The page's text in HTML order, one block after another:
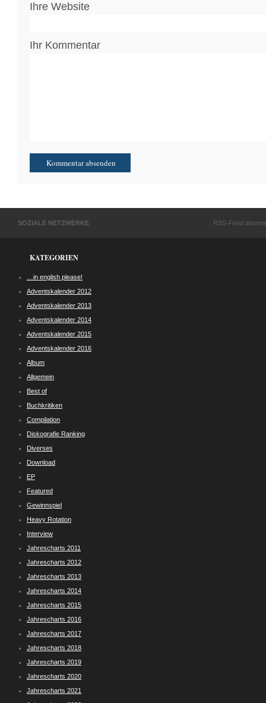
Ihre Website
Ihr Kommentar
SOZIALE NETZWERKE RSS-Feed
KATEGORIEN
…in english please!
Adventskalender 2012
Adventskalender 2013
Adventskalender 2014
Adventskalender 2015
Adventskalender 2016
Album
Allgemein
Best of
Buchkritiken
Compilation
Diskografie Ranking
Diverses
Download
EP
Featured
Gewinnspiel
Heavy Rotation
Interview
Jahrescharts 2011
Jahrescharts 2012
Jahrescharts 2013
Jahrescharts 2014
Jahrescharts 2015
Jahrescharts 2016
Jahrescharts 2017
Jahrescharts 2018
Jahrescharts 2019
Jahrescharts 2020
Jahrescharts 2021